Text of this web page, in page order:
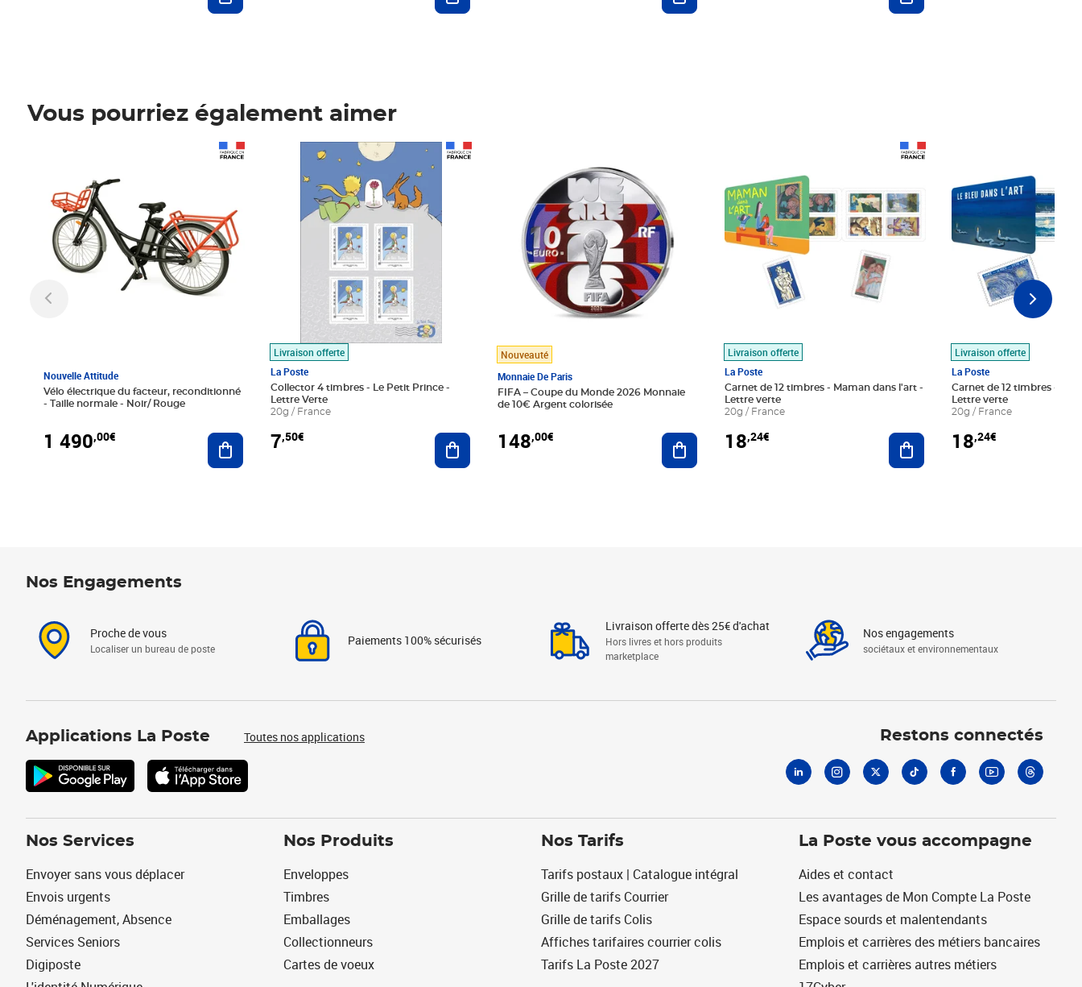
Vous pourriez également aimer
Nouvelle Attitude
Vélo électrique du facteur, reconditionné
- Taille normale - Noir/ Rouge
1 490,00€ Ajouter au panier
Livraison offerte
La Poste
Collector 4 timbres - Le Petit Prince -
Lettre Verte
20g / France
7,50€
Prix 7,50€
Ajouter au panier
Nouveauté
Monnaie De Paris
FIFA – Coupe du Monde 2026 Monnaie
de 10€ Argent colorisée
148,00€ Ajouter au panier
Livraison offerte
La Poste
Carnet de 12 timbres - Maman dans l'art -
Lettre verte
20g / France
18,24€ Ajouter au panier
Livraison offerte
La Poste
Carnet de 12 timbres - Le
Lettre verte
20g / France
18,24€
Nos Engagements
Proche de vous
Localiser un bureau de poste
Paiements 100% sécurisés
Livraison offerte dès 25€ d'achat
Hors livres et hors produits
marketplace
Nos engagements
sociétaux et environnementaux
Applications La Poste Toutes nos applications Restons connectés
Nos Services
Envoyer sans vous déplacer
Envois urgents
Déménagement, Absence
Services Seniors
Digiposte
Nos Produits
Enveloppes
Timbres
Emballages
Collectionneurs
Cartes de voeux
Nos Tarifs
Tarifs postaux | Catalogue intégral
Grille de tarifs Courrier
Grille de tarifs Colis
Affiches tarifaires courrier colis
Tarifs La Poste 2027
La Poste vous accompagne
Aides et contact
Les avantages de Mon Compte La Poste
Espace sourds et malentendants
Emplois et carrières des métiers bancaires
Emplois et carrières autres métiers